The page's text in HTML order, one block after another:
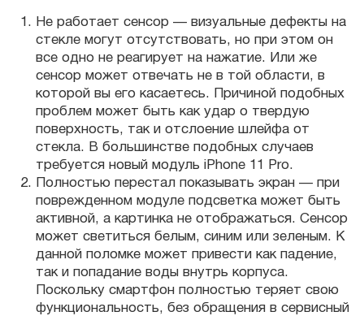
Не работает сенсор — визуальные дефекты на
стекле могут отсутствовать, но при этом он
все одно не реагирует на нажатие. Или же
сенсор может отвечать не в той области, в
которой вы его касаетесь. Причиной подобных
проблем может быть как удар о твердую
поверхность, так и отслоение шлейфа от
стекла. В большинстве подобных случаев
требуется новый модуль iPhone 11 Pro.
Полностью перестал показывать экран — при
поврежденном модуле подсветка может быть
активной, а картинка не отображаться. Сенсор
может светиться белым, синим или зеленым. К
данной поломке может привести как падение,
так и попадание воды внутрь корпуса.
Поскольку смартфон полностью теряет свою
функциональность, без обращения в сервисный